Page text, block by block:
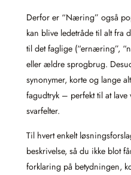
Derfor er “Næring” også
kan blive ledetråde til alt fra
til det faglige (“ernæring”,
eller ældre sprogbrug.
synonymer, korte og lange
fagudtryk – perfekt til at
svarfelter.
Til hvert enkelt
beskrivelse, så du ikke blot
forklaring på betydningen,